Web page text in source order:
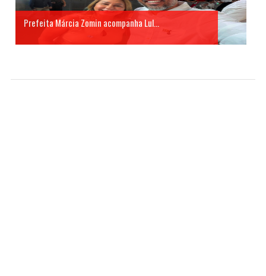
Prefeita Márcia Zomin acompanha Lul...